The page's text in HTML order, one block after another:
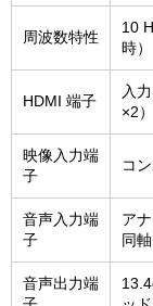
周波数特性
10
時）
HDMI 端子
入
×2）
映像入力端
子
コ
音声入力端
子
ア
同
音声出力端